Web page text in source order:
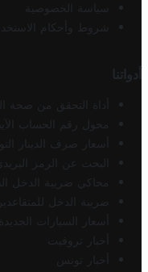
سياسة الخصوصية
شروط وأحكام
أدواتنا
أداة التحقق من صحة
محول رقم الحساب
أسعار صرف الدينار
البحث عن الرمز
محاكي ضريبة الدخل
ضريبة الدخل
أسعار السيارات
أخبار تروفيت
أخبار تونس